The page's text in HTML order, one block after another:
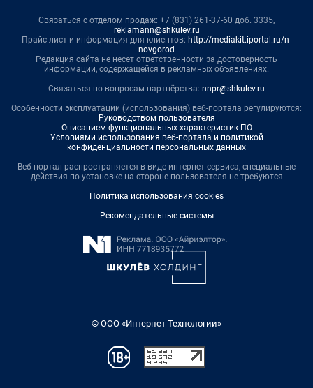
Связаться с отделом продаж: +7 (831) 261-37-60 доб. 3335,
reklamann@shkulev.ru
Прайс-лист и информация для клиентов: http://mediakit.iportal.ru/n-
novgorod
Редакция сайта не несет ответственности за достоверность
информации, содержащейся в рекламных объявлениях.
Связаться по вопросам партнёрства: nnpr@shkulev.ru
Особенности эксплуатации (использования) веб-портала регулируются:
Руководством пользователя
Описанием функциональных характеристик ПО
Условиями использования веб-портала и политикой
конфиденциальности персональных данных
Веб-портал распространяется в виде интернет-сервиса, специальные
действия по установке на стороне пользователя не требуются
Политика использования cookies
Рекомендательные системы
© ООО «Интернет Технологии»